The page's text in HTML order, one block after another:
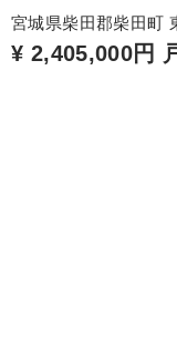
宮城県柴田郡柴田町
¥ 2,405,000円